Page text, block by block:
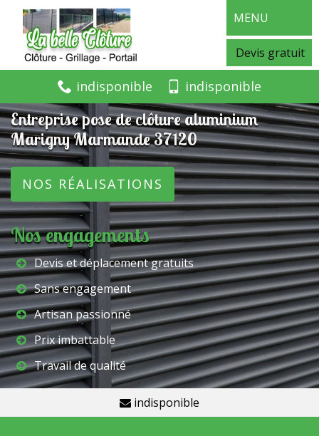
MENU
Devis gratuit
indisponible indisponible
Entreprise pose de clôture aluminium
Marigny Marmande 37120
NOS RÉALISATIONS
Nos engagements
Devis et déplacement gratuits
Sans engagement
Artisan passionné
Prix imbattable
Travail de qualité
indisponible